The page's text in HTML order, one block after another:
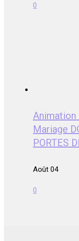
0
Animation
Mariage
PORTES
Août 04
0